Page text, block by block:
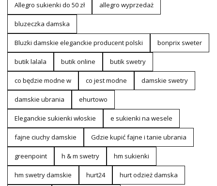
Allegro sukienki do 50 zł allegro wyprzedaż
bluzeczka damska
Bluzki damskie eleganckie producent polski bonprix sweter
butik lalala butik online butik swetry
co będzie modne w co jest modne damskie swetry
damskie ubrania ehurtowo
Eleganckie sukienki włoskie e sukienki na wesele
fajne ciuchy damskie Gdzie kupić fajne i tanie ubrania
greenpoint h & m swetry hm sukienki
hm swetry damskie hurt24 hurt odzież damska